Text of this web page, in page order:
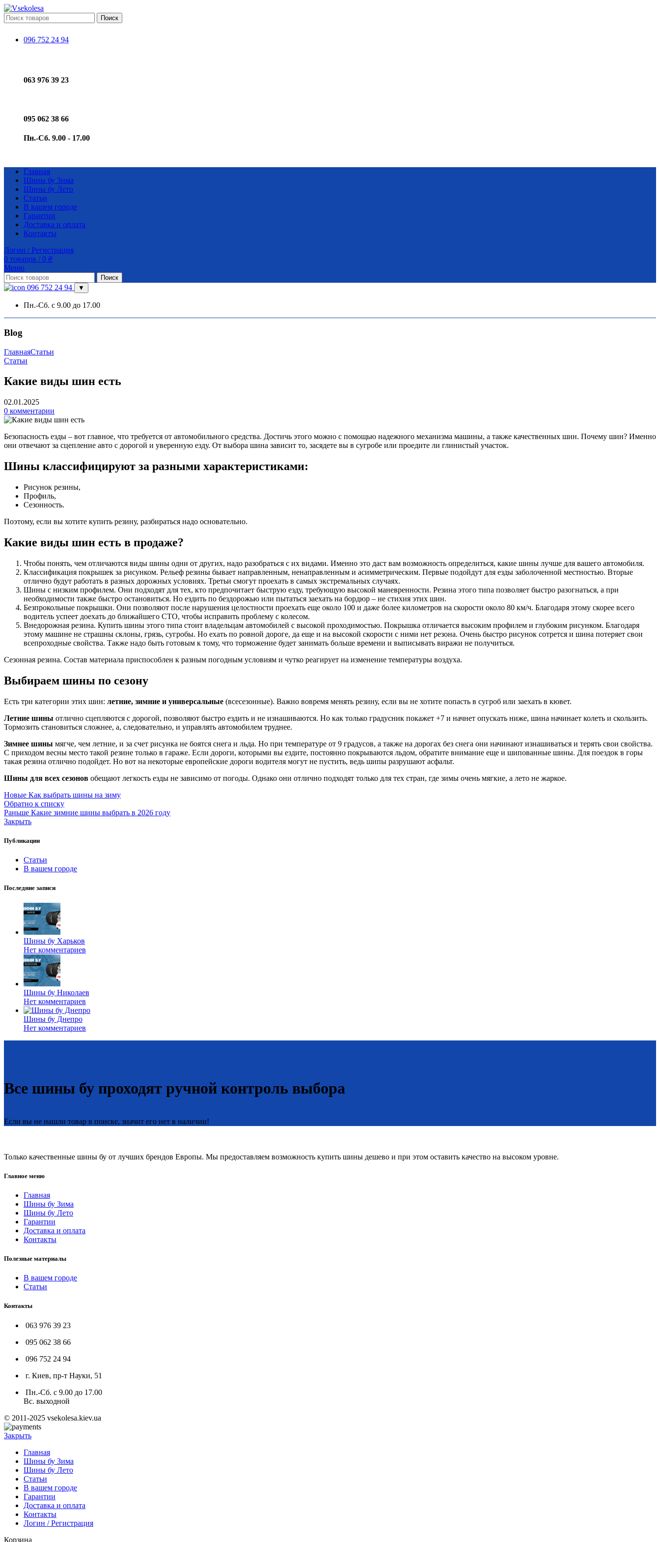
Поиск
096 752 24 94
063 976 39 23
095 062 38 66
Пн.-Сб. 9.00 - 17.00
Главная
Шины бу Зима
Шины бу Лето
Статьи
В вашем городе
Гарантии
Доставка и оплата
Контакты
Логин / Регистрация
0 товаров / 0 ₴
Меню
Поиск
096 752 24 94 ▼
Пн.-Сб. с 9.00 до 17.00
Blog
ГлавнаяСтатьи
Статьи
Какие виды шин есть
02.01.2025
0 комментарии
Безопасность езды – вот главное, что требуется от автомобильного средства. Достичь этого можно с помощью надежного механизма машины, а также качественных шин. Почему шин? Именно
они отвечают за сцепление авто с дорогой и уверенную езду. От выбора шина зависит то, засядете вы в сугробе или проедите ли глинистый участок.
Шины классифицируют за разными характеристиками:
Рисунок резины,
Профиль,
Сезонность.
Поэтому, если вы хотите купить резину, разбираться надо основательно.
Какие виды шин есть в продаже?
Чтобы понять, чем отличаются виды шины одни от других, надо разобраться с их видами. Именно это даст вам возможность определиться, какие шины лучше для вашего автомобиля.
Классификация покрышек за рисунком. Рельеф резины бывает направленным, ненаправленным и асимметрическим. Первые подойдут для езды заболоченной местностью. Вторые
отлично будут работать в разных дорожных условиях. Третьи смогут проехать в самых экстремальных случаях.
Шины с низким профилем. Они подходят для тех, кто предпочитает быструю езду, требующую высокой маневренности. Резина этого типа позволяет быстро разогнаться, а при
необходимости также быстро остановиться. Но ездить по бездорожью или пытаться заехать на бордюр – не стихия этих шин.
Безпрокольные покрышки. Они позволяют после нарушения целостности проехать еще около 100 и даже более километров на скорости около 80 км/ч. Благодаря этому скорее всего
водитель успеет доехать до ближайшего СТО, чтобы исправить проблему с колесом.
Внедорожная резина. Купить шины этого типа стоит владельцам автомобилей с высокой проходимостью. Покрышка отличается высоким профилем и глубоким рисунком. Благодаря
этому машине не страшны склоны, грязь, сугробы. Но ехать по ровной дороге, да еще и на высокой скорости с ними нет резона. Очень быстро рисунок сотрется и шина потеряет свои
всепроходные свойства. Также надо быть готовым к тому, что торможение будет занимать больше времени и выписывать виражи не получиться.
Сезонная резина. Состав материала приспособлен к разным погодным условиям и чутко реагирует на изменение температуры воздуха.
Выбираем шины по сезону
Есть три категории этих шин: летние, зимние и универсальные (всесезонные). Важно вовремя менять резину, если вы не хотите попасть в сугроб или заехать в кювет.
Летние шины отлично сцепляются с дорогой, позволяют быстро ездить и не изнашиваются. Но как только градусник покажет +7 и начнет опускать ниже, шина начинает колеть и скользить.
Тормозить становиться сложнее, а, следовательно, и управлять автомобилем труднее.
Зимнее шины мягче, чем летние, и за счет рисунка не боятся снега и льда. Но при температуре от 9 градусов, а также на дорогах без снега они начинают изнашиваться и терять свои свойства.
С приходом весны место такой резине только в гараже. Если дороги, которыми вы ездите, постоянно покрываются льдом, обратите внимание еще и шипованные шины. Для поездок в горы
такая резина отлично подойдет. Но вот на некоторые европейские дороги водителя могут не пустить, ведь шипы разрушают асфальт.
Шины для всех сезонов обещают легкость езды не зависимо от погоды. Однако они отлично подходят только для тех стран, где зимы очень мягкие, а лето не жаркое.
Новые Как выбрать шины на зиму
Обратно к списку
Раньше Какие зимние шины выбрать в 2026 году
Закрыть
Публикации
Статьи
В вашем городе
Последние записи
Шины бу Харьков
Нет комментариев
Шины бу Николаев
Нет комментариев
Шины бу Днепро
Нет комментариев
Все шины бу проходят ручной контроль выбора
Если вы не нашли товар в поиске, значит его нет в наличии!
Только качественные шины бу от лучших брендов Европы. Мы предоставляем возможность купить шины дешево и при этом оставить качество на высоком уровне.
Главное меню
Главная
Шины бу Зима
Шины бу Лето
Гарантии
Доставка и оплата
Контакты
Полезные материалы
В вашем городе
Статьи
Контакты
063 976 39 23
095 062 38 66
096 752 24 94
г. Киев, пр-т Науки, 51
Пн.-Сб. с 9.00 до 17.00
Вс. выходной
© 2011-2025 vsekolesa.kiev.ua
Закрыть
Главная
Шины бу Зима
Шины бу Лето
Статьи
В вашем городе
Гарантии
Доставка и оплата
Контакты
Логин / Регистрация
Корзина